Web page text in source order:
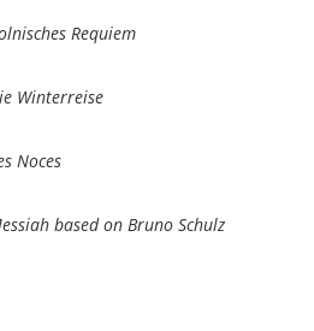
Requiem
Winterreise
Noces
based on Bruno Schulz